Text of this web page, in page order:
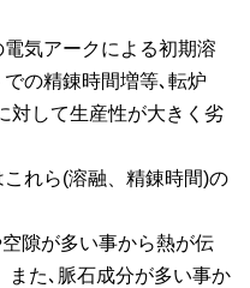
気アークによる初期溶
の精錬時間増等､転炉
対して生産性が大きく劣
れら(溶融、精錬時間)の
隙が多い事から熱が伝
また､脈石成分が多い事か